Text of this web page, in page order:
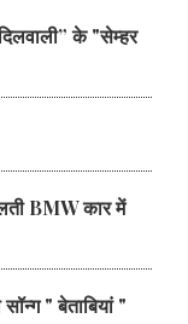
के "सेम्हर
BMW कार में
" बेताबियां "